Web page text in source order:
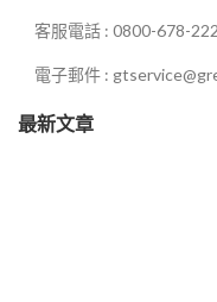
客服電話 : 0800-678-
電子郵件 :
最新文章